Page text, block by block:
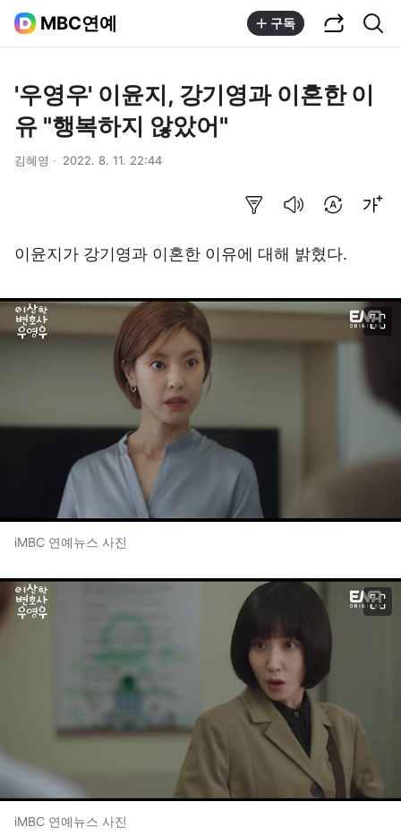
MBC연예 구독
'우영우' 이윤지, 강기영과 이혼한 이
유 "행복하지 않았어"
김혜영 2022. 8. 11. 22:44
이윤지가 강기영과 이혼한 이유에 대해 밝혔다.
iMBC 연예뉴스 사진
iMBC 연예뉴스 사진